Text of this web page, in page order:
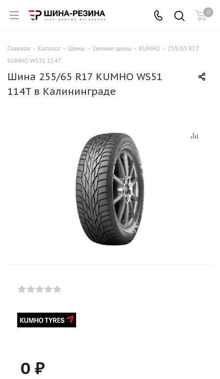
0
Главная - Каталог - Шины - Зимние шины - KUMHO - 255/65 R17
KUMHO WS51 114T
Шина 255/65 R17 KUMHO WS51
114T в Калининграде
0 ₽